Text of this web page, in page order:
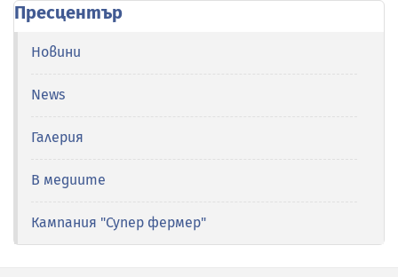
Пресцентър
Новини
News
Галерия
В медиите
Кампания "Супер фермер"